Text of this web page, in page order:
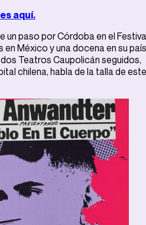
aquí.
un paso por Córdoba en el
en México y una docena en su país
Teatros Caupolicán seguidos,
chilena, habla de la talla de este